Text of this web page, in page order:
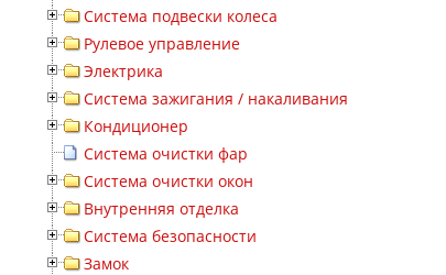
Система подвески колеса
Рулевое управление
Электрика
Система зажигания / накаливания
Кондиционер
Система очистки фар
Система очистки окон
Внутренняя отделка
Система безопасности
Замок